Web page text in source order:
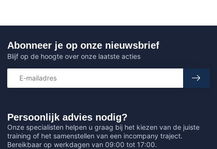
Persoonlijk advies nodig?
Onze specialisten helpen u graag bij het kiezen van de juiste
training of het samenstellen van een incompany traject.
Bereikbaar op werkdagen van 09:00 tot 17:00.
Abonneer je op onze nieuwsbrief
Blijf op de hoogte over onze laatste acties